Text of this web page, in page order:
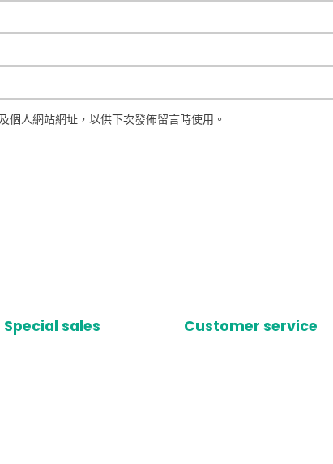
個人網站網址，以供下次發佈留言時使用。
Special sales Customer service